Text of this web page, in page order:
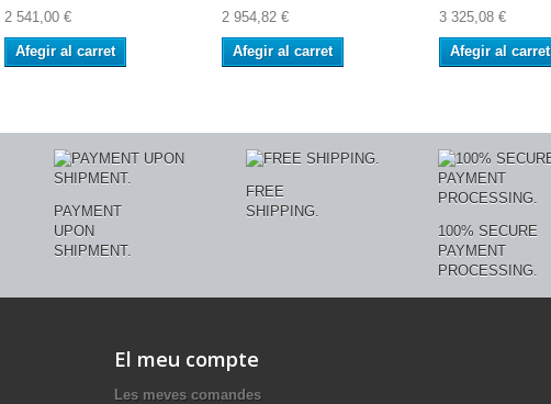
2 541,00 €
Afegir al carret
2 954,82 €
Afegir al carret
3 325,08 €
Afegir al carret
PAYMENT
UPON
SHIPMENT.
FREE
SHIPPING.
100% SECURE
PAYMENT
PROCESSING.
El meu compte
Les meves comandes